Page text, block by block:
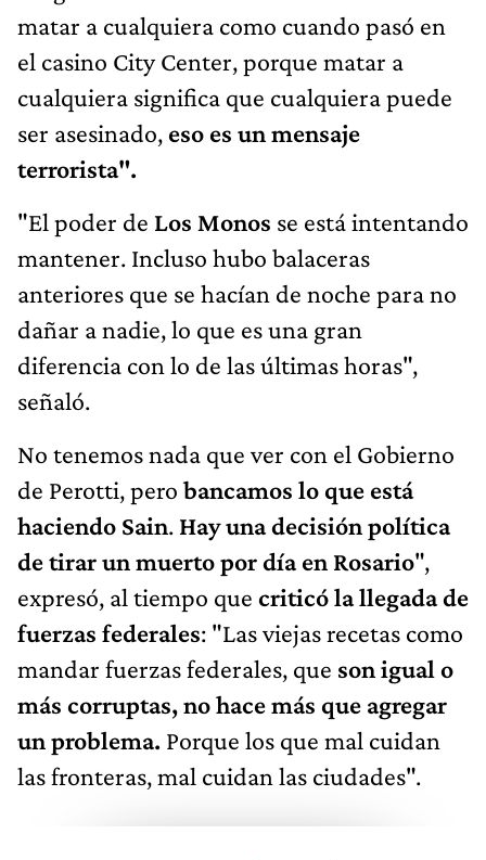
matar a cualquiera como cuando pasó en
el casino City Center, porque matar a
cualquiera significa que cualquiera puede
ser asesinado, eso es un mensaje
terrorista".
"El poder de Los Monos se está intentando
mantener. Incluso hubo balaceras
anteriores que se hacían de noche para no
dañar a nadie, lo que es una gran
diferencia con lo de las últimas horas",
señaló.
No tenemos nada que ver con el Gobierno
de Perotti, pero bancamos lo que está
haciendo Sain. Hay una decisión política
de tirar un muerto por día en Rosario",
expresó, al tiempo que criticó la llegada de
fuerzas federales: "Las viejas recetas como
mandar fuerzas federales, que son igual o
más corruptas, no hace más que agregar
un problema. Porque los que mal cuidan
las fronteras, mal cuidan las ciudades".